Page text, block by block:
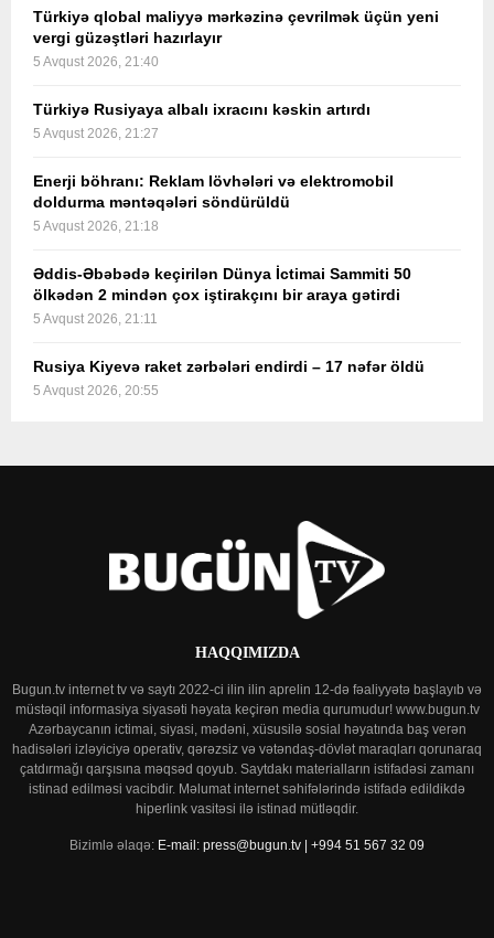
Türkiyə qlobal maliyyə mərkəzinə çevrilmək üçün yeni
vergi güzəştləri hazırlayır
5 Avqust 2026, 21:40
Türkiyə Rusiyaya albalı ixracını kəskin artırdı
5 Avqust 2026, 21:27
Enerji böhranı: Reklam lövhələri və elektromobil
doldurma məntəqələri söndürüldü
5 Avqust 2026, 21:18
Əddis-Əbəbədə keçirilən Dünya İctimai Sammiti 50
ölkədən 2 mindən çox iştirakçını bir araya gətirdi
5 Avqust 2026, 21:11
Rusiya Kiyevə raket zərbələri endirdi – 17 nəfər öldü
5 Avqust 2026, 20:55
HAQQIMIZDA
Bugun.tv internet tv və saytı 2022-ci ilin ilin aprelin 12-də fəaliyyətə başlayıb və
müstəqil informasiya siyasəti həyata keçirən media qurumudur! www.bugun.tv
Azərbaycanın ictimai, siyasi, mədəni, xüsusilə sosial həyatında baş verən
hadisələri izləyiciyə operativ, qərəzsiz və vətəndaş-dövlət maraqları qorunaraq
çatdırmağı qarşısına məqsəd qoyub. Saytdakı materialların istifadəsi zamanı
istinad edilməsi vacibdir. Məlumat internet səhifələrində istifadə edildikdə
hiperlink vasitəsi ilə istinad mütləqdir.
Bizimlə əlaqə: E-mail: press@bugun.tv | +994 51 567 32 09